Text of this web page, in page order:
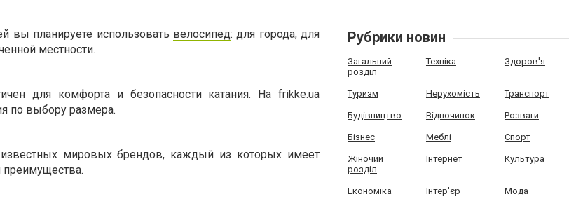
вы планируете использовать велосипед: для города, для
местности.
для комфорта и безопасности катания. На frikke.ua
по выбору размера.
известных мировых брендов, каждый из которых имеет
преимущества.
Рубрики новин
Загальний
розділ
Техніка Здоров'я
Туризм Нерухомість Транспорт
Будівництво Відпочинок Розваги
Бізнес Меблі Спорт
Жіночий
розділ
Інтернет Культура
Економіка Інтер'єр Мода